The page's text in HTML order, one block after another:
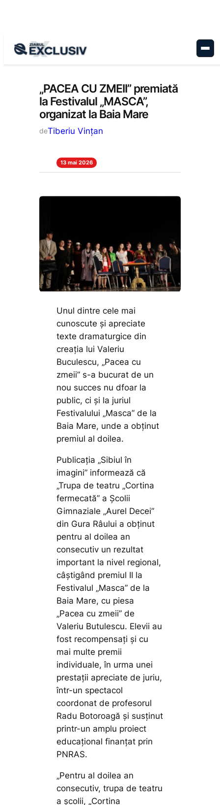
Cultură, Stiri la zi
„PACEA CU ZMEII” premiată
la Festivalul „MASCA”,
organizat la Baia Mare
deTiberiu Vințan
13 mai 2026
Unul dintre cele mai
cunoscute și apreciate
texte dramaturgice din
creația lui Valeriu
Buculescu, „Pacea cu
zmeii” s-a bucurat de un
nou succes nu dfoar la
public, ci și la juriul
Festivalului „Masca” de la
Baia Mare, unde a obținut
premiul al doilea.
Publicaţia „Sibiul în
imagini” informează că
„Trupa de teatru „Cortina
fermecată” a Școlii
Gimnaziale „Aurel Decei”
din Gura Râului a obținut
pentru al doilea an
consecutiv un rezultat
important la nivel regional,
câștigând premiul II la
Festivalul „Masca” de la
Baia Mare, cu piesa
„Pacea cu zmeii” de
Valeriu Butulescu. Elevii au
fost recompensați și cu
mai multe premii
individuale, în urma unei
prestații apreciate de juriu,
într-un spectacol
coordonat de profesorul
Radu Botoroagă și susținut
printr-un amplu proiect
educațional finanțat prin
PNRAS.
„Pentru al doilea an
consecutiv, trupa de teatru
a școlii, „Cortina